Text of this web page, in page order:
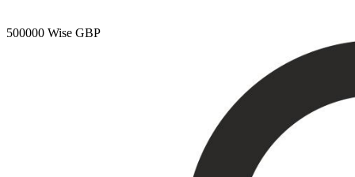
500000 Wise GBP